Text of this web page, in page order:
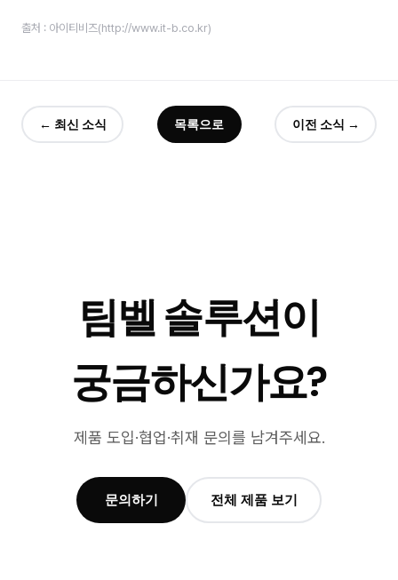
출처 : 아이티비즈(http://www.it-b.co.kr)
← 최신 소식 목록으로 이전 소식 →
팀벨 솔루션이
궁금하신가요?
제품 도입·협업·취재 문의를 남겨주세요.
문의하기 전체 제품 보기